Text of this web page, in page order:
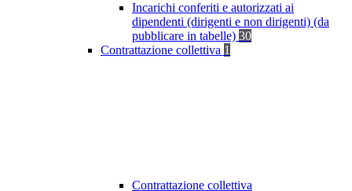
Incarichi conferiti e autorizzati ai
dipendenti (dirigenti e non dirigenti) (da
pubblicare in tabelle) 30
Contrattazione collettiva 1
Contrattazione collettiva